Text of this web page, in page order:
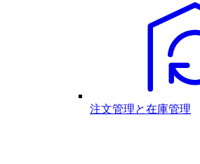
注文管理と在庫管理